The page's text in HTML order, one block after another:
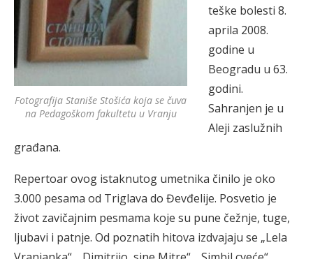
Fotografija Staniše Stošića koja se čuva
na Pedagoškom fakultetu u Vranju
teške bolesti 8.
aprila 2008.
godine u
Beogradu u 63.
godini.
Sahranjen je u
Aleji zaslužnih
građana.
Repertoar ovog istaknutog umetnika činilo je oko
3.000 pesama od Triglava do Đevđelije. Posvetio je
život zavičajnim pesmama koje su pune čežnje, tuge,
ljubavi i patnje. Od poznatih hitova izdvajaju se „Lela